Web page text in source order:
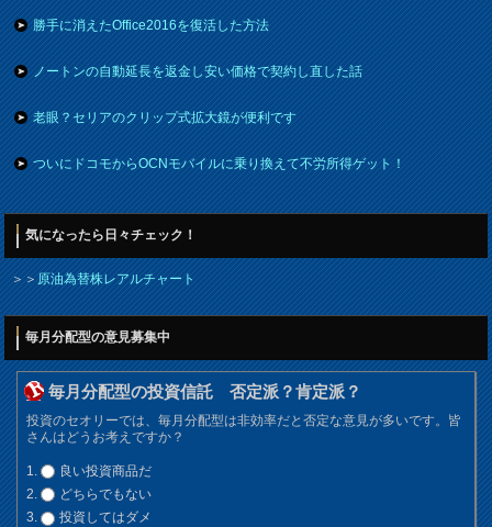
勝手に消えたOffice2016を復活した方法
ノートンの自動延長を返金し安い価格で契約し直した話
老眼？セリアのクリップ式拡大鏡が便利です
ついにドコモからOCNモバイルに乗り換えて不労所得ゲット！
気になったら日々チェック！
＞＞原油為替株レアルチャート
毎月分配型の意見募集中
毎月分配型の投資信託 否定派？肯定派？
投資のセオリーでは、毎月分配型は非効率だと否定な意見が多いです。皆
さんはどうお考えですか？
良い投資商品だ
どちらでもない
投資してはダメ